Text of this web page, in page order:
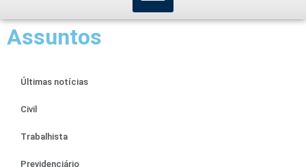
Assuntos
Últimas notícias
Civil
Trabalhista
Previdenciário